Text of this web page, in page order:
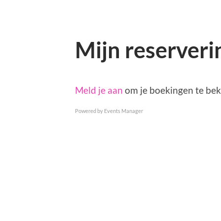
Mijn
Meld je aan om je boekingen te
Powered by Events Manager